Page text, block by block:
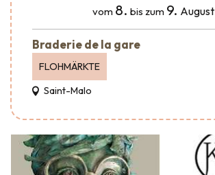
vom 8. bis zum 9. August
Braderie de la gare
FLOHMÄRKTE
Saint-Malo